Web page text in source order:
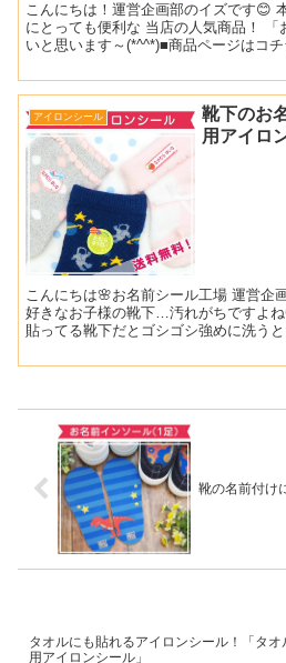
こんにちは！運営企画部のイズです😊
にとっても便利な 当店の人気商品！ 「お名前スタンプ」を紹介した
いと思います～(*^^*)■商品ページはコチラ↓ 当店の「お名前
アイロンシール
靴下のお
用アイロ
こんにちは🌸お名前シール工場 運営企
好きなお子様の靴下…汚れがちですよ
貼ってる靴下だとゴシゴシ強めに洗う
靴の名前付け
タオルにも貼れるアイロンシール！「タオ
用アイロンシール」